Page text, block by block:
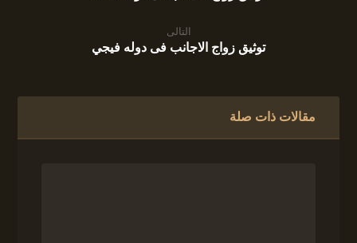
التالى
توثيق زواج الاجانب فى دوله فيجي
مقالات ذات صلة